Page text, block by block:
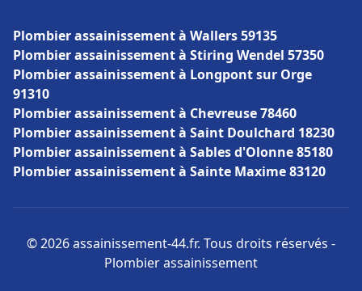
Plombier assainissement à Wallers 59135
Plombier assainissement à Stiring Wendel 57350
Plombier assainissement à Longpont sur Orge
91310
Plombier assainissement à Chevreuse 78460
Plombier assainissement à Saint Doulchard 18230
Plombier assainissement à Sables d'Olonne 85180
Plombier assainissement à Sainte Maxime 83120
© 2026 assainissement-44.fr. Tous droits réservés -
Plombier assainissement